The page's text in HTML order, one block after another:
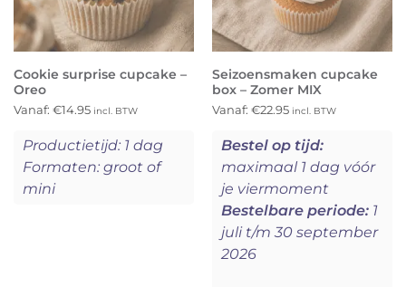
Cookie surprise cupcake –
Oreo
Vanaf: €14.95 incl. BTW
Productietijd: 1 dag
Formaten: groot of
mini
Seizoensmaken cupcake
box – Zomer MIX
Vanaf: €22.95 incl. BTW
Bestel op tijd:
maximaal 1 dag vóór
je viermoment
Bestelbare periode: 1
juli t/m 30 september
2026